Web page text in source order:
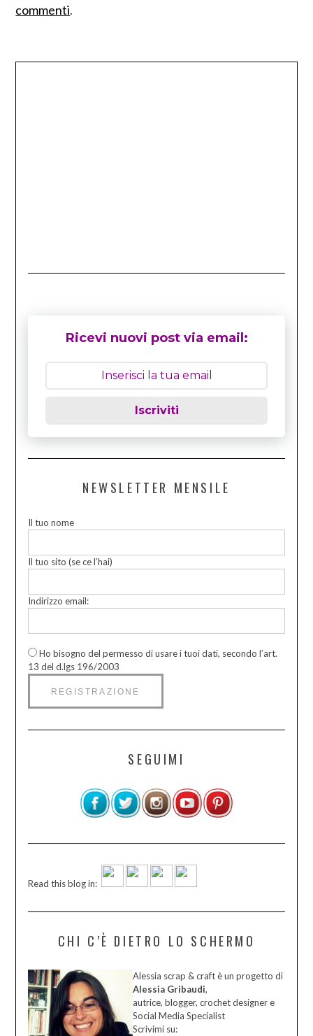
commenti.
Ricevi nuovi post via email:
Iscriviti
NEWSLETTER MENSILE
Il tuo nome
Il tuo sito (se ce l’hai)
Indirizzo email:
Ho bisogno del permesso di usare i tuoi dati, secondo l’art.
13 del d.lgs 196/2003
SEGUIMI
Read this blog in:
CHI C’È DIETRO LO SCHERMO
Alessia scrap & craft è un progetto di
Alessia Gribaudi,
autrice, blogger, crochet designer e
Social Media Specialist
Scrivimi su: